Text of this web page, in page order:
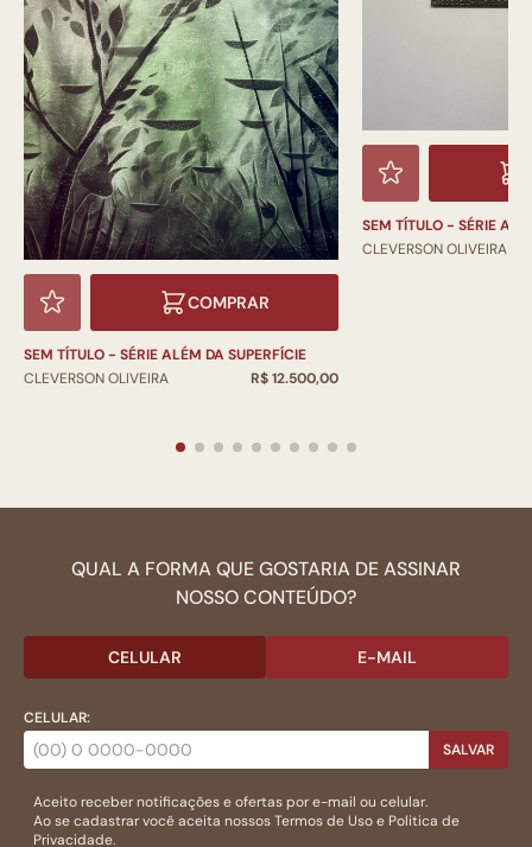
COMPRAR
SEM TÍTULO - SÉRIE ALÉM DA SUPERFÍCIE
CLEVERSON OLIVEIRA
R$ 12.500,00
SEM TÍTULO - SÉRIE
CLEVERSON OLIVEIRA
QUAL A FORMA QUE GOSTARIA DE ASSINAR
NOSSO CONTEÚDO?
CELULAR E-MAIL
CELULAR:
SALVAR
Aceito receber notificações e ofertas por e-mail ou celular.
Ao se cadastrar você aceita nossosTermos de Usoe Politica de
Privacidade.